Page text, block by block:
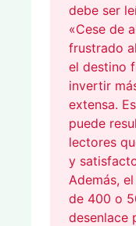
debe ser
«Cese de
frustrado
el destino
invertir
extensa.
puede
lectores
y
Además,
de 400 o
desenlace